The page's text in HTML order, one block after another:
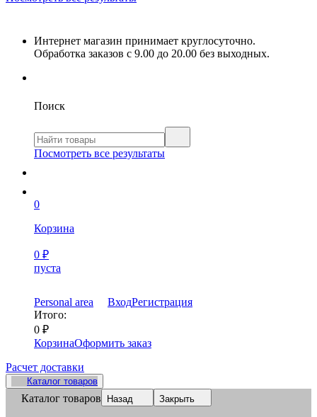
Интернет магазин принимает круглосуточно.
Обработка заказов с 9.00 до 20.00 без выходных.
Поиск
Посмотреть все результаты
0
Корзина
0 ₽
пуста
Personal area ВходРегистрация
Итого:
0 ₽
КорзинаОформить заказ
Расчет доставки
Каталог товаров
Каталог товаров Назад Закрыть